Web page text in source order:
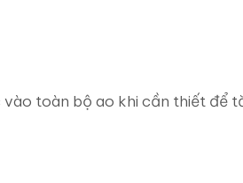
toàn bộ ao khi cần thiết để